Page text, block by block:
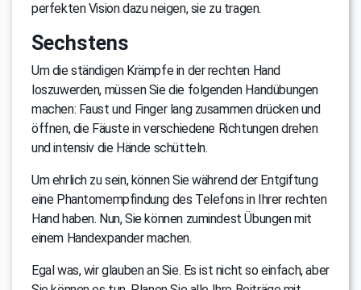
perfekten Vision dazu neigen, sie zu tragen.
Sechstens
Um die ständigen Krämpfe in der rechten Hand
loszuwerden, müssen Sie die folgenden Handübungen
machen: Faust und Finger lang zusammen drücken und
öffnen, die Fäuste in verschiedene Richtungen drehen
und intensiv die Hände schütteln.
Um ehrlich zu sein, können Sie während der Entgiftung
eine Phantomempfindung des Telefons in Ihrer rechten
Hand haben. Nun, Sie können zumindest Übungen mit
einem Handexpander machen.
Egal was, wir glauben an Sie. Es ist nicht so einfach, aber